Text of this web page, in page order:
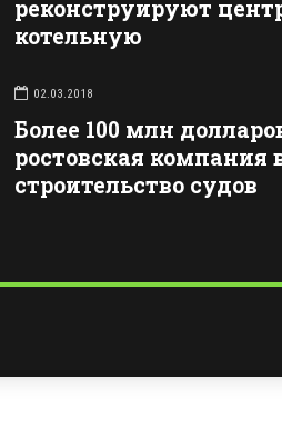
реконструируют
котельную
02.03.2018
Более 100 млн
ростовская компания
строительство судов